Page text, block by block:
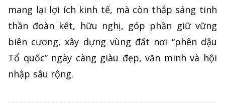
mang lại lợi ích kinh tế, mà còn thắp sáng tinh
thần đoàn kết, hữu nghị, góp phần giữ vững
biên cương, xây dựng vùng đất nơi “phên dậu
Tổ quốc” ngày càng giàu đẹp, văn minh và hội
nhập sâu rộng.